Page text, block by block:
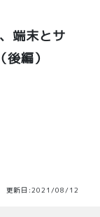
端末とサ
編）
新日:2021/08/12